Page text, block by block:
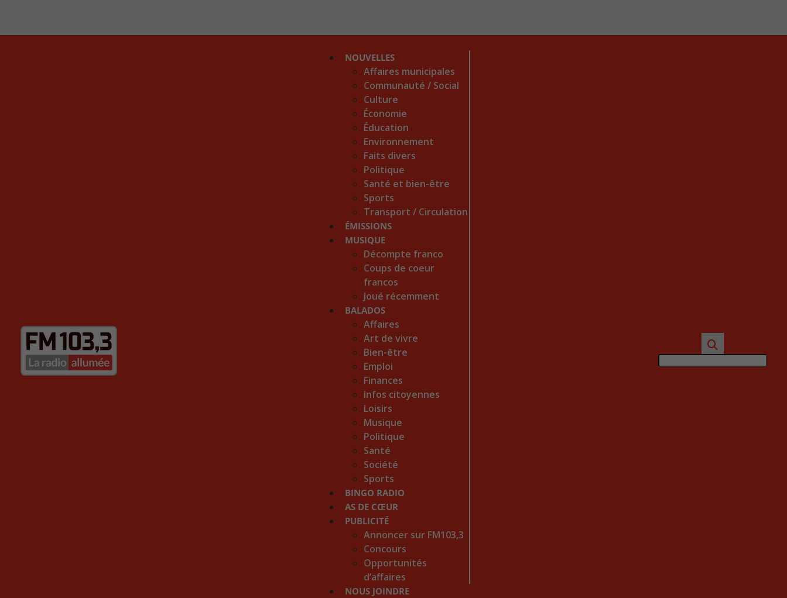
NOUVELLES
Affaires municipales
Communauté / Social
Culture
Économie
Éducation
Environnement
Faits divers
Politique
Santé et bien-être
Sports
Transport / Circulation
ÉMISSIONS
MUSIQUE
Décompte franco
Coups de coeur
francos
Joué récemment
BALADOS
Affaires
Art de vivre
Bien-être
Emploi
Finances
Infos citoyennes
Loisirs
Musique
Politique
Santé
Société
Sports
BINGO RADIO
AS DE CŒUR
PUBLICITÉ
Annoncer sur FM103,3
Concours
Opportunités
d’affaires
NOUS JOINDRE